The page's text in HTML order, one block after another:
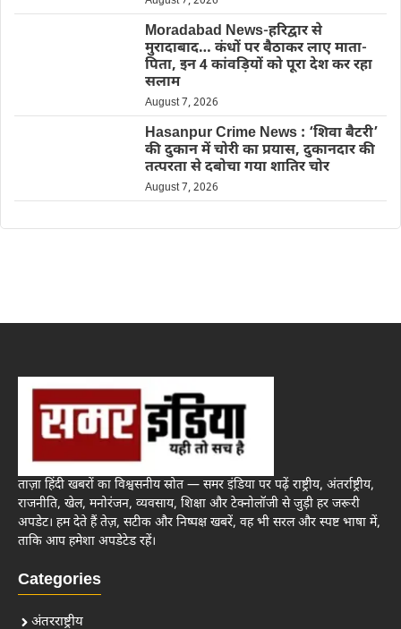
Moradabad News-हरिद्वार से
मुरादाबाद… कंधों पर बैठाकर लाए माता-
पिता, इन 4 कांवड़ियों को पूरा देश कर रहा
सलाम
August 7, 2026
Hasanpur Crime News : ‘शिवा बैटरी’
की दुकान में चोरी का प्रयास, दुकानदार की
तत्परता से दबोचा गया शातिर चोर
August 7, 2026
ताज़ा हिंदी खबरों का विश्वसनीय स्रोत — समर इंडिया पर पढ़ें राष्ट्रीय, अंतर्राष्ट्रीय,
राजनीति, खेल, मनोरंजन, व्यवसाय, शिक्षा और टेक्नोलॉजी से जुड़ी हर जरूरी
अपडेट। हम देते हैं तेज़, सटीक और निष्पक्ष खबरें, वह भी सरल और स्पष्ट भाषा में,
ताकि आप हमेशा अपडेटेड रहें।
Categories
अंतरराष्ट्रीय